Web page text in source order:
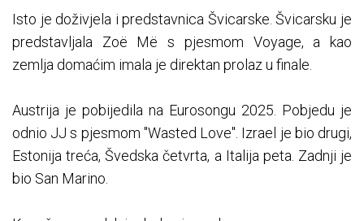
Isto je doživjela i predstavnica Švicarske. Švicarsku je
predstavljala Zoë Më s pjesmom Voyage, a kao
zemlja domaćim imala je direktan prolaz u finale.
Austrija je pobijedila na Eurosongu 2025. Pobjedu je
odnio JJ s pjesmom "Wasted Love". Izrael je bio drugi,
Estonija treća, Švedska četvrta, a Italija peta. Zadnji je
bio San Marino.